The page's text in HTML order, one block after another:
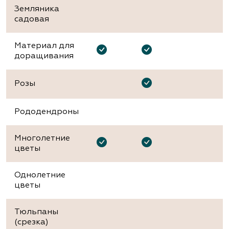
Земляника
садовая
Материал для
доращивания
Розы
Рододендроны
Многолетние
цветы
Однолетние
цветы
Тюльпаны
(срезка)